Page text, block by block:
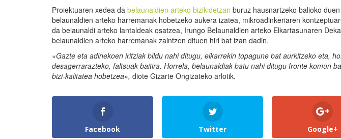
Proiektuaren xedea da belaunaldien arteko bizikidetzari buruz hausnartzeko balioko
belaunaldien arteko harremanak hobetzeko aukera izatea, mikroadinkeriaren
da belaunaldi arteko lantaldeak osatzea, Irungo Belaunaldien arteko Elkartasunaren
belaunaldien arteko harremanak zaintzen dituen hiri bat izan dadin.
«Gazte eta adinekoen iritziak bildu nahi ditugu, elkarrekin topagune bat aurkitzeko eta,
desagerrarazteko, faltsuak baitira. Horrela, belaunaldiak batu nahi ditugu fronte komun
bizi-kalitatea hobetzea», diote Gizarte Ongizateko arlotik.
Facebook Twitter Google+